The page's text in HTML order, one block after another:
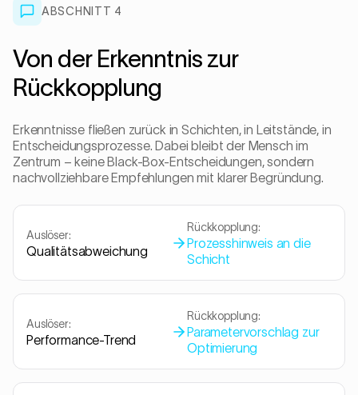
ABSCHNITT 4
Von der Erkenntnis zur
Rückkopplung
Erkenntnisse fließen zurück in Schichten, in Leitstände, in
Entscheidungsprozesse. Dabei bleibt der Mensch im
Zentrum – keine Black-Box-Entscheidungen, sondern
nachvollziehbare Empfehlungen mit klarer Begründung.
Auslöser:
Qualitätsabweichung
Rückkopplung:
Prozesshinweis an die
Schicht
Auslöser:
Performance-Trend
Rückkopplung:
Parametervorschlag zur
Optimierung